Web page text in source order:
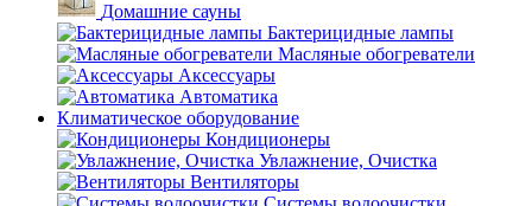
Домашние сауны
Бактерицидные лампы
Масляные обогреватели
Аксессуары
Автоматика
Климатическое оборудование
Кондиционеры
Увлажнение, Очистка
Вентиляторы